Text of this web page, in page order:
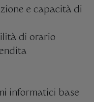
e capacità di
di orario
informatici base